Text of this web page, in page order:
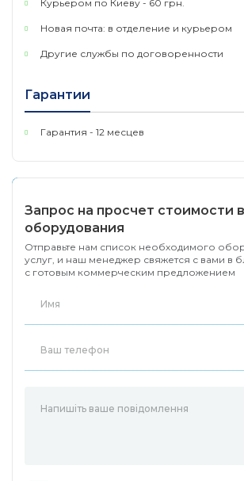
Курьером по Киеву - 60 грн.
Новая почта: в отделение и курьером
Другие службы по договоренности
Гарантии
Гарантия - 12 месцев
Запрос на просчет стоимости
оборудования
Отправьте нам список необходимого
услуг, и наш менеджер свяжется с вами в
с готовым коммерческим предложением